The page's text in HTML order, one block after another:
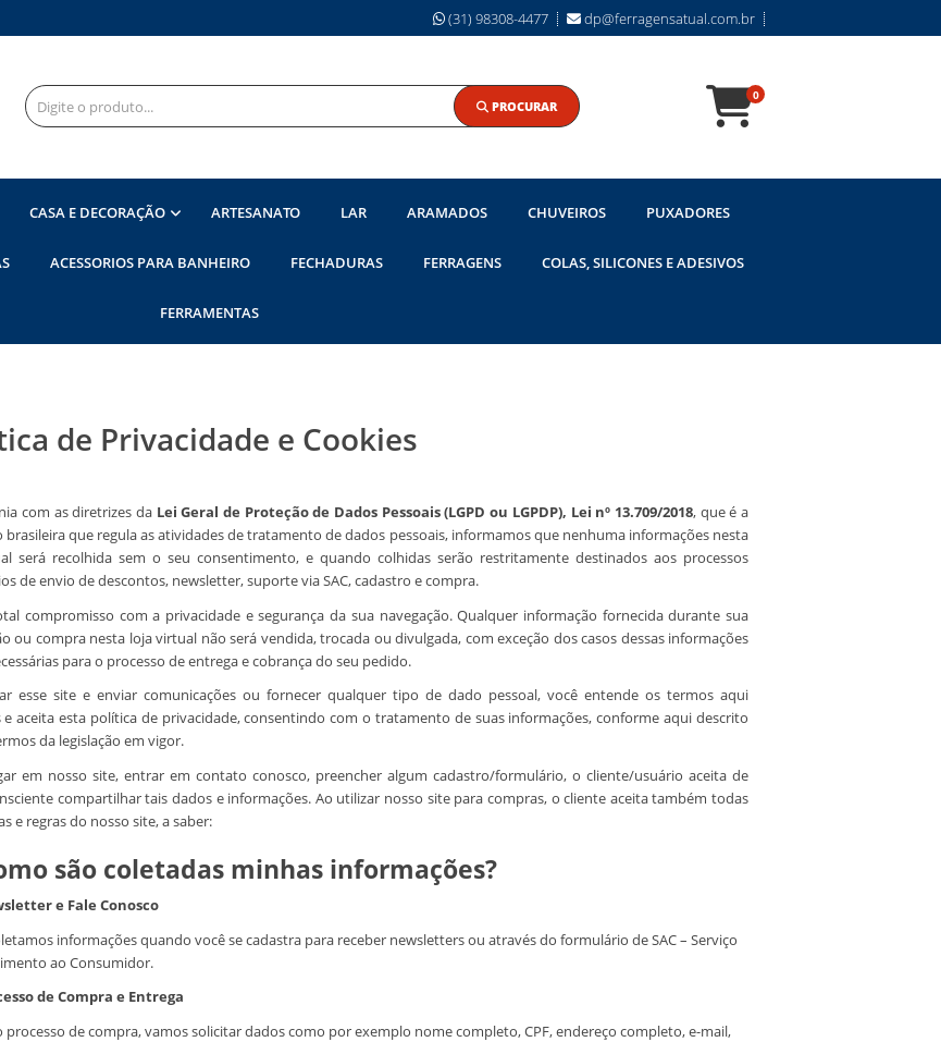
(31) 98308-4477 dp@ferragensatual.com.br
PROCURAR
0
CASA E DECORAÇÃO ARTESANATO LAR ARAMADOS CHUVEIROS PUXADORES
ACESSORIOS PARA BANHEIRO FECHADURAS FERRAGENS COLAS, SILICONES E ADESIVOS
FERRAMENTAS
de Privacidade e Cookies
com as diretrizes da Lei Geral de Proteção de Dados Pessoais (LGPD ou LGPDP), Lei nº 13.709/2018, que é a
brasileira que regula as atividades de tratamento de dados pessoais, informamos que nenhuma informações nesta
será recolhida sem o seu consentimento, e quando colhidas serão restritamente destinados aos processos
de envio de descontos, newsletter, suporte via SAC, cadastro e compra.
compromisso com a privacidade e segurança da sua navegação. Qualquer informação fornecida durante sua
ou compra nesta loja virtual não será vendida, trocada ou divulgada, com exceção dos casos dessas informações
para o processo de entrega e cobrança do seu pedido.
esse site e enviar comunicações ou fornecer qualquer tipo de dado pessoal, você entende os termos aqui
e aceita esta política de privacidade, consentindo com o tratamento de suas informações, conforme aqui descrito
da legislação em vigor.
em nosso site, entrar em contato conosco, preencher algum cadastro/formulário, o cliente/usuário aceita de
compartilhar tais dados e informações. Ao utilizar nosso site para compras, o cliente aceita também todas
e regras do nosso site, a saber:
são coletadas minhas informações?
e Fale Conosco
informações quando você se cadastra para receber newsletters ou através do formulário de SAC – Serviço
ao Consumidor.
de Compra e Entrega
processo de compra, vamos solicitar dados como por exemplo nome completo, CPF, endereço completo, e-mail,